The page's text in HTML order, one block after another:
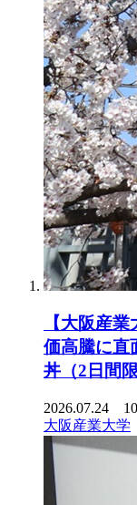
【大阪産
価高騰に直
丼（2日間
2026.07.24
大阪産業大学